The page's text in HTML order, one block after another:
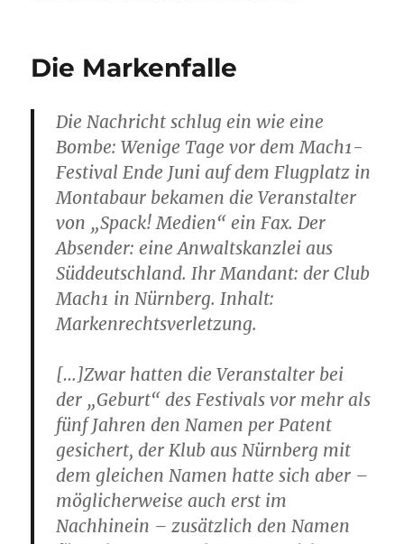
Die Markenfalle
Die Nachricht schlug ein wie eine
Bombe: Wenige Tage vor dem Mach1-
Festival Ende Juni auf dem Flugplatz in
Montabaur bekamen die Veranstalter
von „Spack! Medien“ ein Fax. Der
Absender: eine Anwaltskanzlei aus
Süddeutschland. Ihr Mandant: der Club
Mach1 in Nürnberg. Inhalt:
Markenrechtsverletzung.
[…]Zwar hatten die Veranstalter bei
der „Geburt“ des Festivals vor mehr als
fünf Jahren den Namen per Patent
gesichert, der Klub aus Nürnberg mit
dem gleichen Namen hatte sich aber –
möglicherweise auch erst im
Nachhinein – zusätzlich den Namen